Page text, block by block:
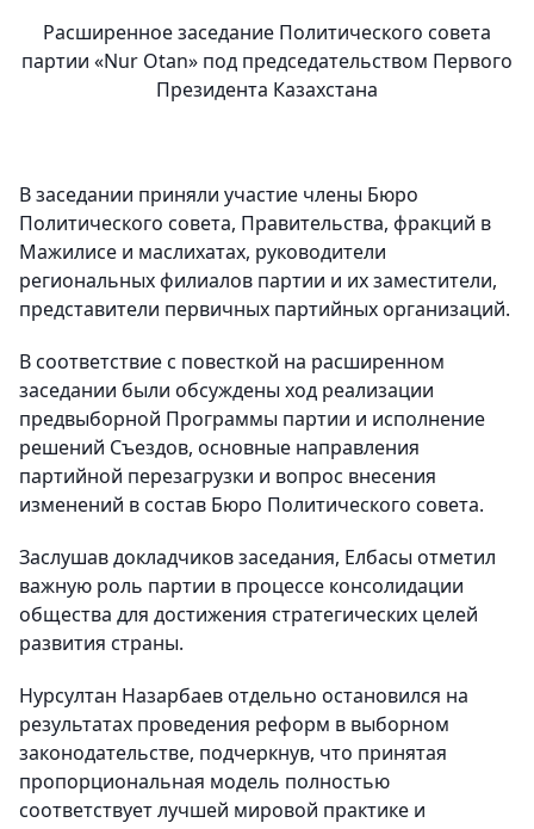
Расширенное заседание Политического совета
партии «Nur Otan» под председательством Первого
Президента Казахстана
В заседании приняли участие члены Бюро
Политического совета, Правительства, фракций в
Мажилисе и маслихатах, руководители
региональных филиалов партии и их заместители,
представители первичных партийных организаций.
В соответствие с повесткой на расширенном
заседании были обсуждены ход реализации
предвыборной Программы партии и исполнение
решений Съездов, основные направления
партийной перезагрузки и вопрос внесения
изменений в состав Бюро Политического совета.
Заслушав докладчиков заседания, Елбасы отметил
важную роль партии в процессе консолидации
общества для достижения стратегических целей
развития страны.
Нурсултан Назарбаев отдельно остановился на
результатах проведения реформ в выборном
законодательстве, подчеркнув, что принятая
пропорциональная модель полностью
соответствует лучшей мировой практике и